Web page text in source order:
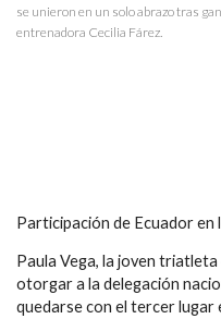
se unieron en un solo abrazo tras
entrenadora Cecilia Fárez.
Participación de Ecuador en
Paula Vega, la joven
otorgar a la delegación
quedarse con el tercer lugar